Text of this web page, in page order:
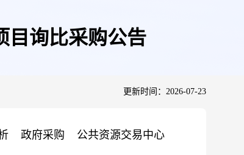
目询比采购公告
更新时间：2026-07-23
政府采购 公共资源交易中心